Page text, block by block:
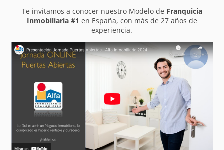
Te invitamos a conocer nuestro Modelo de Franquicia
Inmobiliaria #1 en España, con más de 27 años de
experiencia.